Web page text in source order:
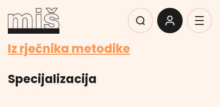
Iz rječnika metodike
Specijalizacija